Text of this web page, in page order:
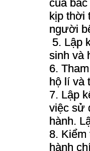
của
kịp thời
người
5. Lập
sinh và
6.
hộ lí và
7. Lập
việc sử
hành.
8. Kiểm
hành